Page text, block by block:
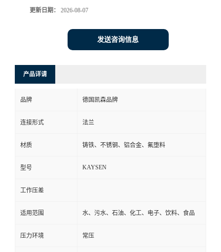
更新日期： 2026-08-07
发送咨询信息
产品详请
品牌 德国凯森品牌
连接形式 法兰
材质 铸铁、不锈钢、铝合金、氟堕料
型号 KAYSEN
工作压差
适用范围 水、污水、石油、化工、电子、饮料、食品
压力环境 常压